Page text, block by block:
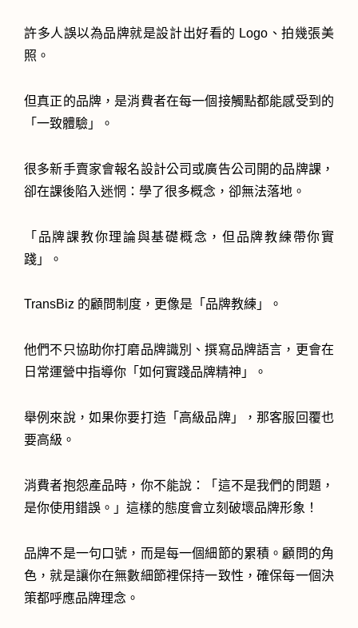
許多人誤以為品牌就是設計出好看的 Logo、拍幾張美
照。
但真正的品牌，是消費者在每一個接觸點都能感受到的
「一致體驗」。
很多新手賣家會報名設計公司或廣告公司開的品牌課，
卻在課後陷入迷惘：學了很多概念，卻無法落地。
「品牌課教你理論與基礎概念，但品牌教練帶你實
踐」。
TransBiz 的顧問制度，更像是「品牌教練」。
他們不只協助你打磨品牌識別、撰寫品牌語言，更會在
日常運營中指導你「如何實踐品牌精神」。
舉例來說，如果你要打造「高級品牌」，那客服回覆也
要高級。
消費者抱怨產品時，你不能說：「這不是我們的問題，
是你使用錯誤。」這樣的態度會立刻破壞品牌形象！
品牌不是一句口號，而是每一個細節的累積。顧問的角
色，就是讓你在無數細節裡保持一致性，確保每一個決
策都呼應品牌理念。